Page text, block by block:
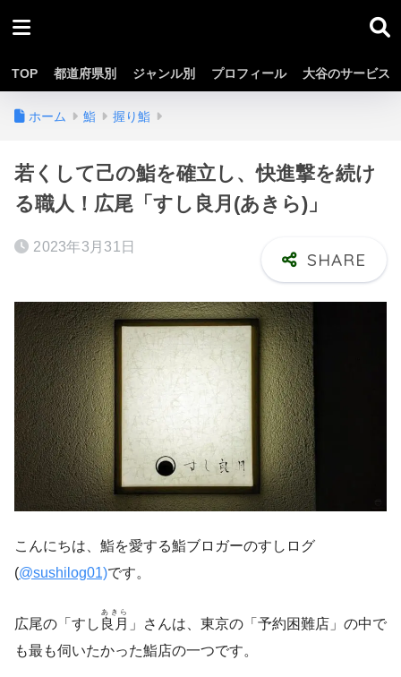
TOP 都道府県別 ジャンル別 プロフィール 大谷のサービス
ホーム 鮨 握り鮨
若くして己の鮨を確立し、快進撃を続け
る職人！広尾「すし良月(あきら)」
2023年3月31日
こんにちは、鮨を愛する鮨ブロガーのすしログ
(@sushilog01)です。
広尾の「すし 良月
あきら
」さんは、東京の「予約困難店」の中で
も最も伺いたかった鮨店の一つです。